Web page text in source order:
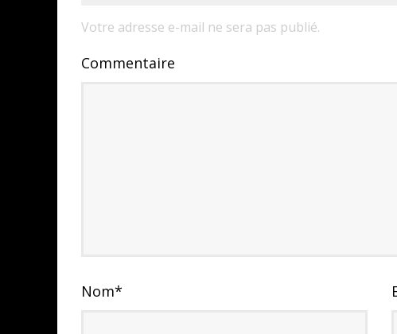
Votre adresse e-mail ne sera pas publié.
Commentaire
Nom*